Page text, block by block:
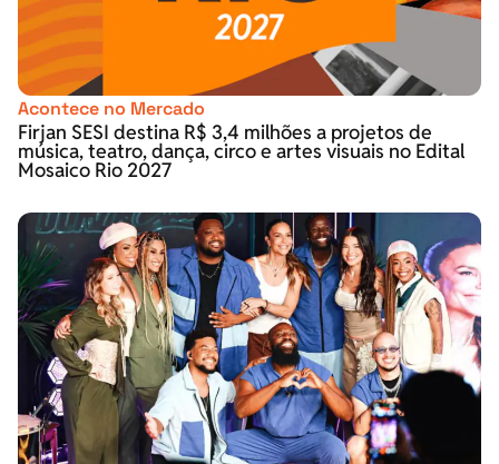
Acontece no Mercado
Firjan SESI destina R$ 3,4 milhões a projetos de
música, teatro, dança, circo e artes visuais no Edital
Mosaico Rio 2027